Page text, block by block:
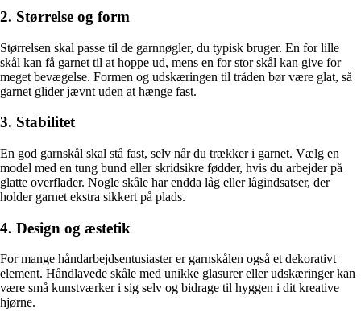
2. Størrelse og form
Størrelsen skal passe til de garnnøgler, du typisk bruger. En for lille
skål kan få garnet til at hoppe ud, mens en for stor skål kan give for
meget bevægelse. Formen og udskæringen til tråden bør være glat, så
garnet glider jævnt uden at hænge fast.
3. Stabilitet
En god garnskål skal stå fast, selv når du trækker i garnet. Vælg en
model med en tung bund eller skridsikre fødder, hvis du arbejder på
glatte overflader. Nogle skåle har endda låg eller lågindsatser, der
holder garnet ekstra sikkert på plads.
4. Design og æstetik
For mange håndarbejdsentusiaster er garnskålen også et dekorativt
element. Håndlavede skåle med unikke glasurer eller udskæringer kan
være små kunstværker i sig selv og bidrage til hyggen i dit kreative
hjørne.